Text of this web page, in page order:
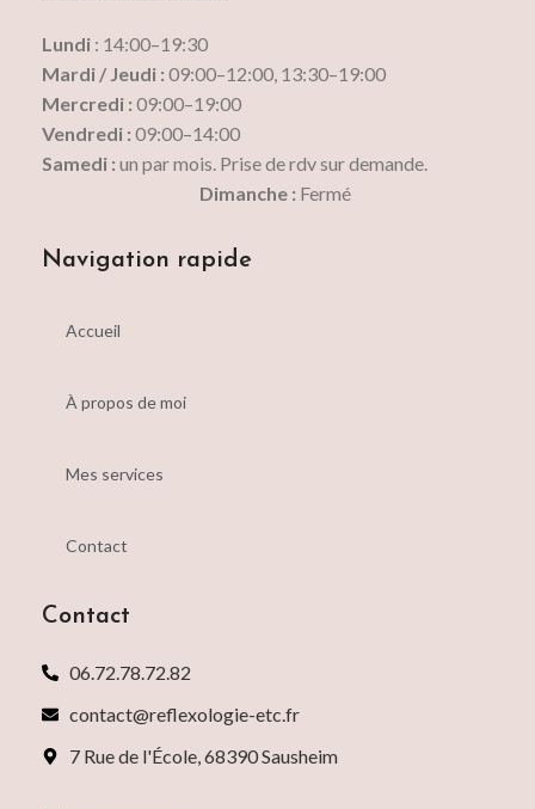
Lundi : 14:00–19:30
Mardi / Jeudi :09:00–12:00, 13:30–19:00
Mercredi :09:00–19:00
Vendredi : 09:00–14:00
Samedi :un par mois. Prise de rdv sur demande.
Dimanche : Fermé
Navigation rapide
Accueil
À propos de moi
Mes services
Contact
Contact
06.72.78.72.82
contact@reflexologie-etc.fr
7 Rue de l'École, 68390 Sausheim